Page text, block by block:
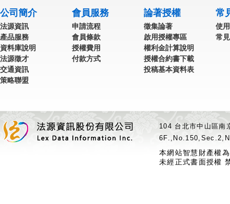
公司簡介
法源資訊
產品服務
資料庫說明
法源徵才
交通資訊
策略聯盟
會員服務
申請流程
會員條款
授權費用
付款方式
論著授權
徵集論著
啟用授權專區
權利金計算說明
授權合約書下載
投稿基本資料表
常
使
常
104 台北市中山區
本網站智慧財產權
未經正式書面授權